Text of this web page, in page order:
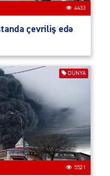
4433
çevriliş edə
DÜNYA
5521